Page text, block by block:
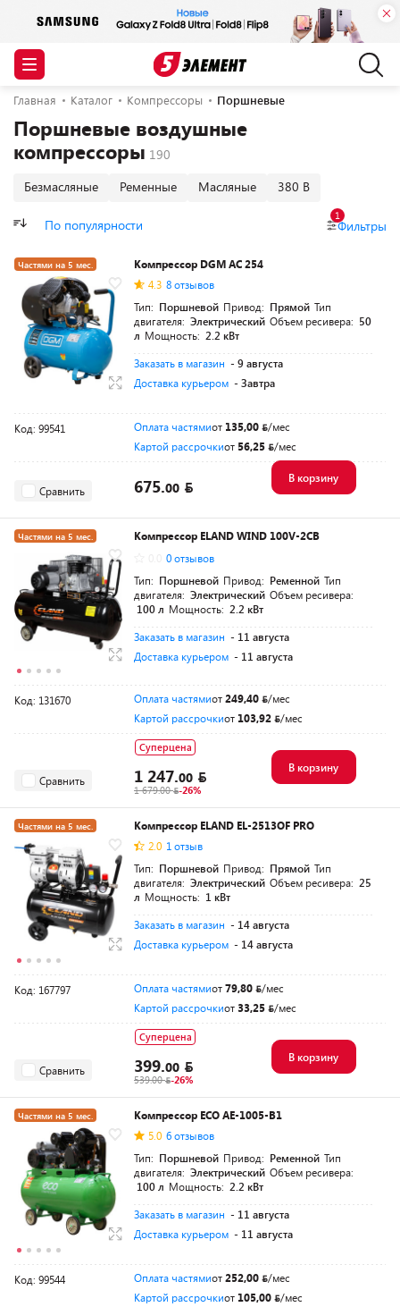
Главная Каталог Компрессоры Поршневые
Поршневые воздушные
компрессоры
Безмасляные Ременные Масляные 380 В
По популярности Фильтры
1
Частями на 5 мес.
Разумная цена
Компрессор DGM AC 254
4.3 8 отзывов
Тип: Поршневой Привод: Прямой Тип
двигателя: Электрический Объем ресивера: 50
л Мощность: 2.2 кВт
Заказать в магазин - 9 августа
Доставка курьером - Завтра
Код: 99541 Оплата частямиот 135,00
/мес
Картой рассрочкиот 56,25 /мес
Сравнить 675.00
В корзину
Частями на 5 мес.
Компрессор ELAND WIND 100V-2CВ
0 отзывов
Тип: Поршневой Привод: Ременной Тип
двигателя: Электрический Объем ресивера:
100 л Мощность: 2.2 кВт
Заказать в магазин - 11 августа
Доставка курьером - 11 августа
Код: 131670 Оплата частямиот249,40
/мес
Картой рассрочкиот 103,92 /мес
Сравнить
Суперцена
1 247.00
1 679.00 -26%
В корзину
Частями на 5 мес.
Компрессор ELAND EL-2513OF PRO
2.0 1 отзыв
Тип: Поршневой Привод: Прямой Тип
двигателя: Электрический Объем ресивера: 25
л Мощность: 1 кВт
Заказать в магазин - 14 августа
Доставка курьером - 14 августа
Код: 167797 Оплата частямиот79,80
/мес
Картой рассрочкиот33,25 /мес
Сравнить
Суперцена
399.00
539.00 -26%
В корзину
Частями на 5 мес.
Разумная цена
Компрессор ECO AE-1005-B1
5.0 6 отзывов
Тип: Поршневой Привод: Ременной Тип
двигателя: Электрический Объем ресивера:
100 л Мощность: 2.2 кВт
Заказать в магазин - 11 августа
Доставка курьером - 11 августа
Код: 99544 Оплата частямиот252,00
/мес
Картой рассрочкиот 105,00 /мес